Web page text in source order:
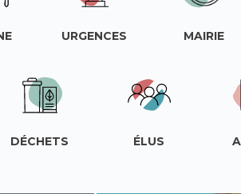
URGENCES MAIRIE
DÉCHETS ÉLUS